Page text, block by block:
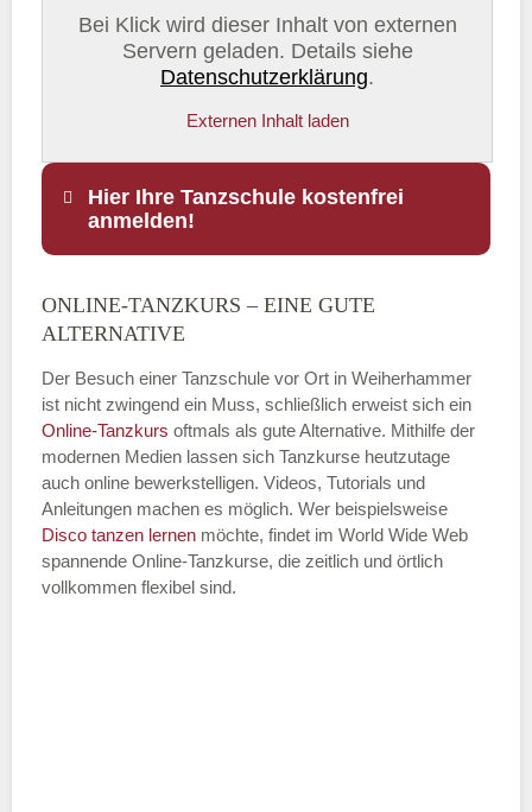
Bei Klick wird dieser Inhalt von externen
Servern geladen. Details siehe
Datenschutzerklärung.
Externen Inhalt laden
Hier Ihre Tanzschule kostenfrei
anmelden!
Name
E-Mail*
Name der Tanzschule
ONLINE-TANZKURS – EINE GUTE
ALTERNATIVE
Der Besuch einer Tanzschule vor Ort in Weiherhammer
ist nicht zwingend ein Muss, schließlich erweist sich ein
Online-Tanzkurs oftmals als gute Alternative. Mithilfe der
modernen Medien lassen sich Tanzkurse heutzutage
auch online bewerkstelligen. Videos, Tutorials und
Anleitungen machen es möglich. Wer beispielsweise
Disco tanzen lernen möchte, findet im World Wide Web
spannende Online-Tanzkurse, die zeitlich und örtlich
vollkommen flexibel sind.